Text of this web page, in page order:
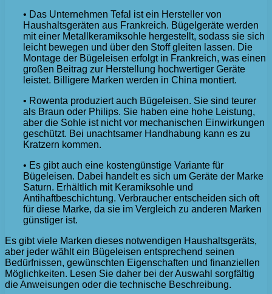
• Das Unternehmen Tefal ist ein Hersteller von
Haushaltsgeräten aus Frankreich. Bügelgeräte werden
mit einer Metallkeramiksohle hergestellt, sodass sie sich
leicht bewegen und über den Stoff gleiten lassen. Die
Montage der Bügeleisen erfolgt in Frankreich, was einen
großen Beitrag zur Herstellung hochwertiger Geräte
leistet. Billigere Marken werden in China montiert.
• Rowenta produziert auch Bügeleisen. Sie sind teurer
als Braun oder Philips. Sie haben eine hohe Leistung,
aber die Sohle ist nicht vor mechanischen Einwirkungen
geschützt. Bei unachtsamer Handhabung kann es zu
Kratzern kommen.
• Es gibt auch eine kostengünstige Variante für
Bügeleisen. Dabei handelt es sich um Geräte der Marke
Saturn. Erhältlich mit Keramiksohle und
Antihaftbeschichtung. Verbraucher entscheiden sich oft
für diese Marke, da sie im Vergleich zu anderen Marken
günstiger ist.
Es gibt viele Marken dieses notwendigen Haushaltsgeräts,
aber jeder wählt ein Bügeleisen entsprechend seinen
Bedürfnissen, gewünschten Eigenschaften und finanziellen
Möglichkeiten. Lesen Sie daher bei der Auswahl sorgfältig
die Anweisungen oder die technische Beschreibung.